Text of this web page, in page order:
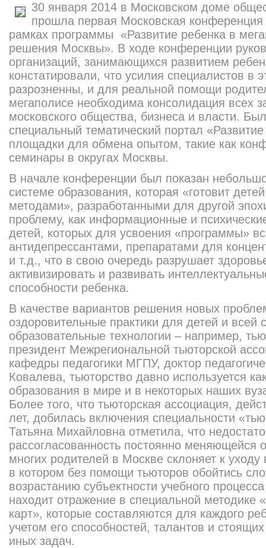
30 января 2014 в Московском доме
прошла первая Московская
рамках программы «Развитие ребенка в
решения Москвы». В ходе конференции
организаций, занимающихся развитием
констатировали, что усилия специалистов в
разрозненны, и для реальной помощи
мегаполисе необходима консолидация всех
московского общества, бизнеса и власти.
специальный тематический портал
площадки для обмена опытом, такие как
семинары в округах Москвы.
В начале конференции был показан
системе образования, которая «готовит
методами», разработанными для другой
проблему, как информационные и
детей, которых для усвоения «программы»
антидепрессантами, препаратами для
и т.д., что в свою очередь разрушает
активизировать и развивать
способности ребенка.
В качестве вариантов решения новых
оздоровительные практики для детей и всей
образовательные технологии – например,
президент Межрегиональной тьюторской
кафедры педагогики МГПУ, доктор
Ковалева, тьюторство давно используется
образования в мире и в некоторых наших
Более того, что тьюторская ассоциация,
лет, добилась включения специальности
Татьяна Михайловна отметила, что
рассогласованность постоянно меняющейся
многих родителей в Москве склоняет к
в котором без помощи тьюторов обойтись
возрастанию субъектности учебного
находит отражение в специальной методике
карт», которые составляются для каждого
учетом его способностей, талантов и
иных задач.